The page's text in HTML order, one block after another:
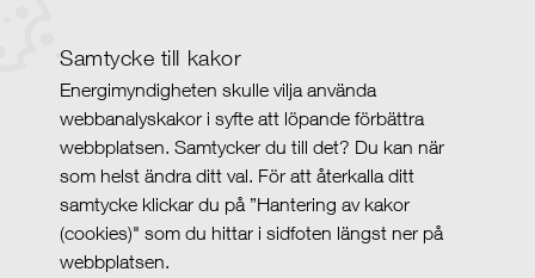
Samtycke till kakor
Energimyndigheten skulle vilja använda
webbanalyskakor i syfte att löpande förbättra
webbplatsen. Samtycker du till det? Du kan när
som helst ändra ditt val. För att återkalla ditt
samtycke klickar du på ”Hantering av kakor
(cookies)" som du hittar i sidfoten längst ner på
webbplatsen.